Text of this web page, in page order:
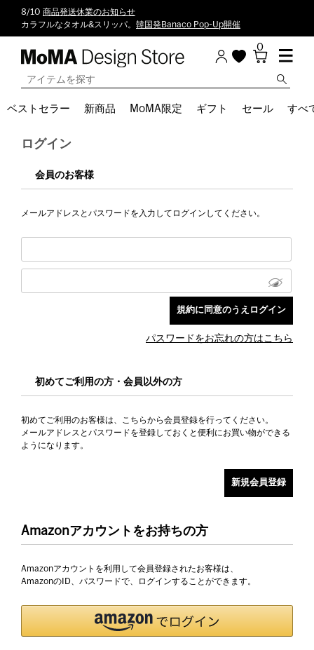
8/10 商品発送休業のお知らせ
カラフルなタオル&スリッパ。 韓国発Banaco Pop-Up開催
0
ベストセラー 新商品 MoMA限定 ギフト セール すべ
ログイン
会員のお客様
メールアドレスとパスワードを入力してログインしてください。
パスワードをお忘れの方はこちら
初めてご利用の方・会員以外の方
初めてご利用のお客様は、こちらから会員登録を行ってください。
メールアドレスとパスワードを登録しておくと便利にお買い物ができる
ようになります。
Amazonアカウントをお持ちの方
Amazonアカウントを利用して会員登録されたお客様は、
AmazonのID、パスワードで、ログインすることができます。